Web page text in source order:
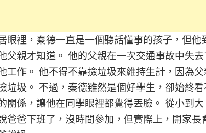
眼裡，秦德一直是一個聽話懂事的孩子，但他
父親才知道。 他的父親在一次交通事故中失
工作。 他不得不靠撿垃圾來維持生計，因為
垃圾。 不過，秦德雖然是個好學生，卻始終
關係，讓他在同學眼裡都覺得丟臉。 從小到
爸爸下班了，沒時間參加，但實際上，開家長